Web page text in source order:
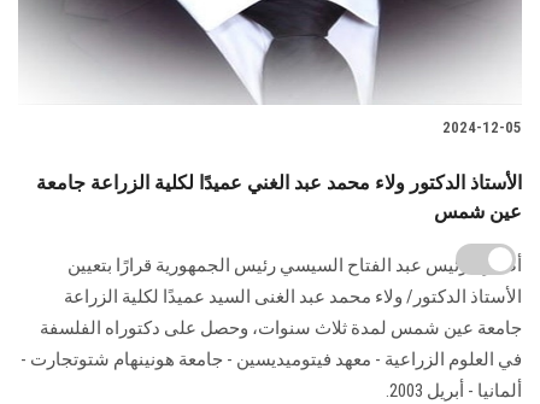
2024-12-05
اﻷﺳﺘﺎذ الدكتور ولاء محمد عبد الغني عميدًا لكلية الزراعة جامعة
عين شمس
أصدر الرئيس عبد الفتاح السيسي رئيس الجمهورية قرارًا بتعيين
اﻷﺳﺘﺎذ الدكتور/ ولاء محمد ‏عبد الغنى السيد عميدًا لكلية الزراعة
جامعة عين شمس لمدة ثلاث سنوات، وحصل على دكتوراه الفلسفة
في العلوم الزراعية - معهد فيتوميديسين - جامعة هونينهام ‏شتوتجارت -
ألمانيا - أبريل 2003‏‎.‎